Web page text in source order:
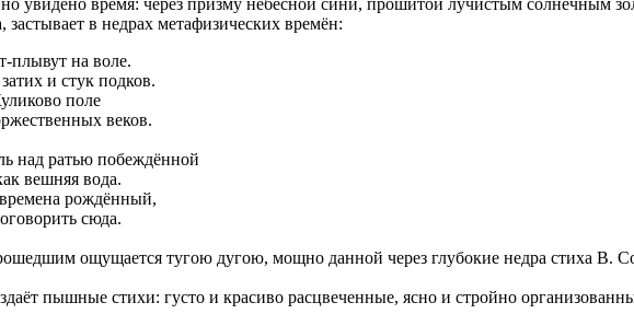
увидено время: через призму небесной сини, прошитой лучистым солнечным
застывает в недрах метафизических времён:
плывут на воле.
и стук подков.
поле
веков.
над ратью побеждённой
вешняя вода.
рождённый,
сюда.
ощущается тугою дугою, мощно данной через глубокие недра стиха В.
пышные стихи: густо и красиво расцвеченные, ясно и стройно